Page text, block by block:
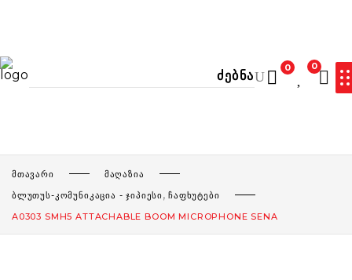
0 0
ᲛᲗᲐᲕᲐᲠᲘ
ᲛᲐᲦᲐᲖᲘᲐ
ᲑᲚᲣᲗᲣᲡ-ᲙᲝᲛᲣᲜᲘᲙᲐᲪᲘᲐ - ᲯᲘᲞᲘᲔᲡᲘ,ᲩᲐᲤᲮᲣᲢᲔᲑᲘ
A0303 SMH5 ATTACHABLE BOOM MICROPHONE SENA